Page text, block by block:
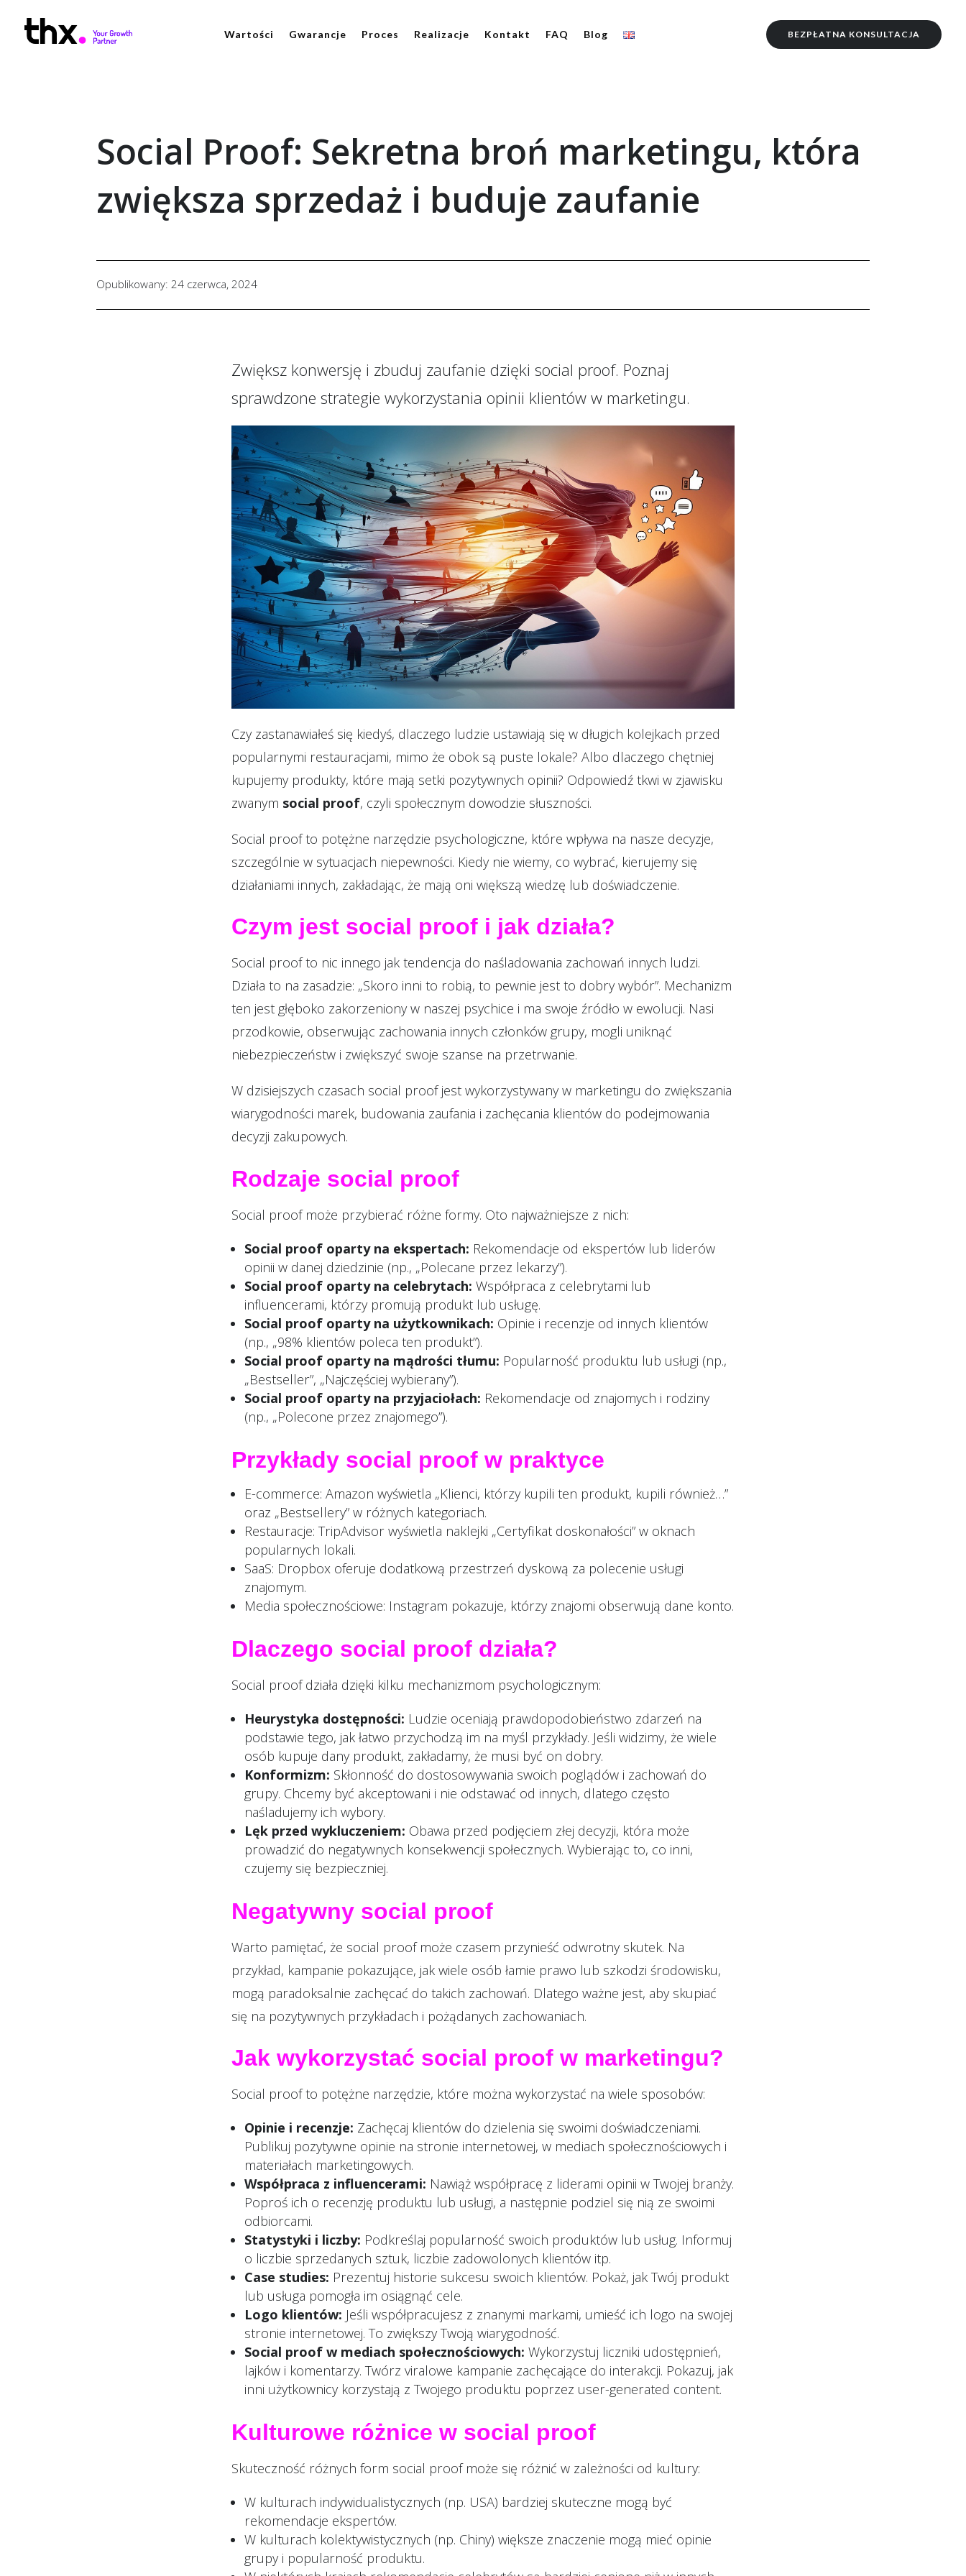
Wartości Gwarancje Proces Realizacje Kontakt FAQ Blog BEZPŁATNA KONSULTACJA
Social Proof: Sekretna broń marketingu, która
zwiększa sprzedaż i buduje zaufanie
Opublikowany: 24 czerwca, 2024
Zwiększ konwersję i zbuduj zaufanie dzięki social proof. Poznaj
sprawdzone strategie wykorzystania opinii klientów w marketingu.
Czy zastanawiałeś się kiedyś, dlaczego ludzie ustawiają się w długich kolejkach przed
popularnymi restauracjami, mimo że obok są puste lokale? Albo dlaczego chętniej
kupujemy produkty, które mają setki pozytywnych opinii? Odpowiedź tkwi w zjawisku
zwanym social proof, czyli społecznym dowodzie słuszności.
Social proof to potężne narzędzie psychologiczne, które wpływa na nasze decyzje,
szczególnie w sytuacjach niepewności. Kiedy nie wiemy, co wybrać, kierujemy się
działaniami innych, zakładając, że mają oni większą wiedzę lub doświadczenie.
Czym jest social proof i jak działa?
Social proof to nic innego jak tendencja do naśladowania zachowań innych ludzi.
Działa to na zasadzie: „Skoro inni to robią, to pewnie jest to dobry wybór”. Mechanizm
ten jest głęboko zakorzeniony w naszej psychice i ma swoje źródło w ewolucji. Nasi
przodkowie, obserwując zachowania innych członków grupy, mogli uniknąć
niebezpieczeństw i zwiększyć swoje szanse na przetrwanie.
W dzisiejszych czasach social proof jest wykorzystywany w marketingu do zwiększania
wiarygodności marek, budowania zaufania i zachęcania klientów do podejmowania
decyzji zakupowych.
Rodzaje social proof
Social proof może przybierać różne formy. Oto najważniejsze z nich:
Social proof oparty na ekspertach: Rekomendacje od ekspertów lub liderów
opinii w danej dziedzinie (np., „Polecane przez lekarzy”).
Social proof oparty na celebrytach: Współpraca z celebrytami lub
influencerami, którzy promują produkt lub usługę.
Social proof oparty na użytkownikach: Opinie i recenzje od innych klientów
(np., „98% klientów poleca ten produkt”).
Social proof oparty na mądrości tłumu: Popularność produktu lub usługi (np.,
„Bestseller”, „Najczęściej wybierany”).
Social proof oparty na przyjaciołach: Rekomendacje od znajomych i rodziny
(np., „Polecone przez znajomego”).
Przykłady social proof w praktyce
E-commerce: Amazon wyświetla „Klienci, którzy kupili ten produkt, kupili również…”
oraz „Bestsellery” w różnych kategoriach.
Restauracje: TripAdvisor wyświetla naklejki „Certyfikat doskonałości” w oknach
popularnych lokali.
SaaS: Dropbox oferuje dodatkową przestrzeń dyskową za polecenie usługi
znajomym.
Media społecznościowe: Instagram pokazuje, którzy znajomi obserwują dane konto.
Dlaczego social proof działa?
Social proof działa dzięki kilku mechanizmom psychologicznym:
Heurystyka dostępności: Ludzie oceniają prawdopodobieństwo zdarzeń na
podstawie tego, jak łatwo przychodzą im na myśl przykłady. Jeśli widzimy, że wiele
osób kupuje dany produkt, zakładamy, że musi być on dobry.
Konformizm: Skłonność do dostosowywania swoich poglądów i zachowań do
grupy. Chcemy być akceptowani i nie odstawać od innych, dlatego często
naśladujemy ich wybory.
Lęk przed wykluczeniem: Obawa przed podjęciem złej decyzji, która może
prowadzić do negatywnych konsekwencji społecznych. Wybierając to, co inni,
czujemy się bezpieczniej.
Negatywny social proof
Warto pamiętać, że social proof może czasem przynieść odwrotny skutek. Na
przykład, kampanie pokazujące, jak wiele osób łamie prawo lub szkodzi środowisku,
mogą paradoksalnie zachęcać do takich zachowań. Dlatego ważne jest, aby skupiać
się na pozytywnych przykładach i pożądanych zachowaniach.
Jak wykorzystać social proof w marketingu?
Social proof to potężne narzędzie, które można wykorzystać na wiele sposobów:
Opinie i recenzje: Zachęcaj klientów do dzielenia się swoimi doświadczeniami.
Publikuj pozytywne opinie na stronie internetowej, w mediach społecznościowych i
materiałach marketingowych.
Współpraca z influencerami: Nawiąż współpracę z liderami opinii w Twojej branży.
Poproś ich o recenzję produktu lub usługi, a następnie podziel się nią ze swoimi
odbiorcami.
Statystyki i liczby: Podkreślaj popularność swoich produktów lub usług. Informuj
o liczbie sprzedanych sztuk, liczbie zadowolonych klientów itp.
Case studies: Prezentuj historie sukcesu swoich klientów. Pokaż, jak Twój produkt
lub usługa pomogła im osiągnąć cele.
Logo klientów: Jeśli współpracujesz z znanymi markami, umieść ich logo na swojej
stronie internetowej. To zwiększy Twoją wiarygodność.
Social proof w mediach społecznościowych: Wykorzystuj liczniki udostępnień,
lajków i komentarzy. Twórz viralowe kampanie zachęcające do interakcji. Pokazuj, jak
inni użytkownicy korzystają z Twojego produktu poprzez user-generated content.
Kulturowe różnice w social proof
Skuteczność różnych form social proof może się różnić w zależności od kultury:
W kulturach indywidualistycznych (np. USA) bardziej skuteczne mogą być
rekomendacje ekspertów.
W kulturach kolektywistycznych (np. Chiny) większe znaczenie mogą mieć opinie
grupy i popularność produktu.